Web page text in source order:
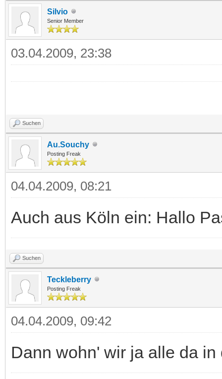
Silvio
Senior Member
03.04.2009, 23:38
Suchen
Au.Souchy
Posting Freak
04.04.2009, 08:21
Auch aus Köln ein: Hallo
Suchen
Teckleberry
Posting Freak
04.04.2009, 09:42
Dann wohn' wir ja alle da